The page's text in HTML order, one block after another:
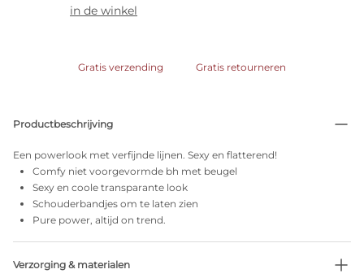
in de winkel
Gratis verzending Gratis retourneren
Productbeschrijving
Een powerlook met verfijnde lijnen. Sexy en flatterend!
Comfy niet voorgevormde bh met beugel
Sexy en coole transparante look
Schouderbandjes om te laten zien
Pure power, altijd on trend.
Verzorging & materialen